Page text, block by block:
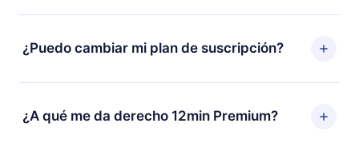
Puedes descargar nuestra aplicación y comenzar a
disfrutar de nuestra biblioteca. Si por alguna razón no
estás satisfecho con nuestra plataforma, simplemente
a la compra y solicita el reembolso del valor. Recibirás
¿Puedo cambiar mi plan de suscripción?
Sí, pero el cambio solo se aplicará a partir del próximo
período de facturación. Por ejemplo, si decides
cambiar tu suscripción mensual a anual, después de
¿A qué me da derecho 12min Premium?